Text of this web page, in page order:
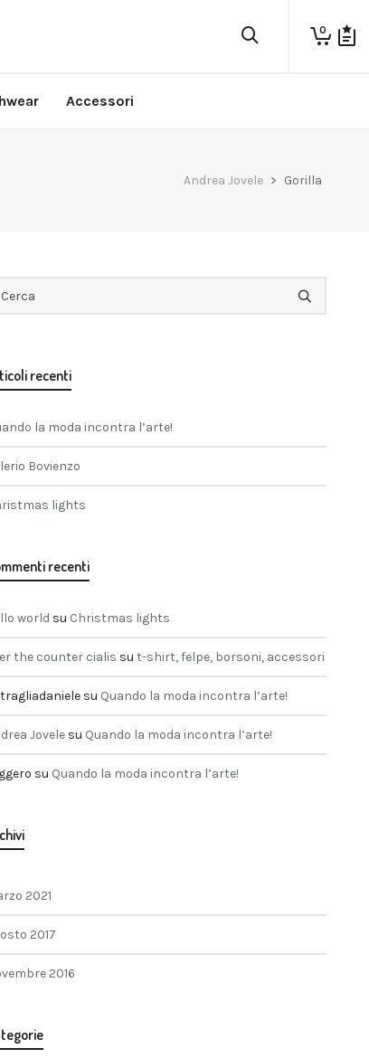
0
Accessori
Andrea Jovele > Gorilla
recenti
la moda incontra l’arte!
Bovienzo
lights
recenti
world su Christmas lights
the counter cialis sut-shirt, felpe, borsoni, accessori
su Quando la moda incontra l’arte!
Jovele su Quando la moda incontra l’arte!
su Quando la moda incontra l’arte!
2021
2017
2016